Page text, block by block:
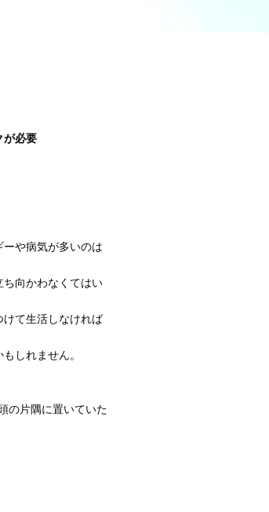
が必要
や病気が多いのは
向かわなくてはい
けて生活しなければ
しれません。
の片隅に置いていた